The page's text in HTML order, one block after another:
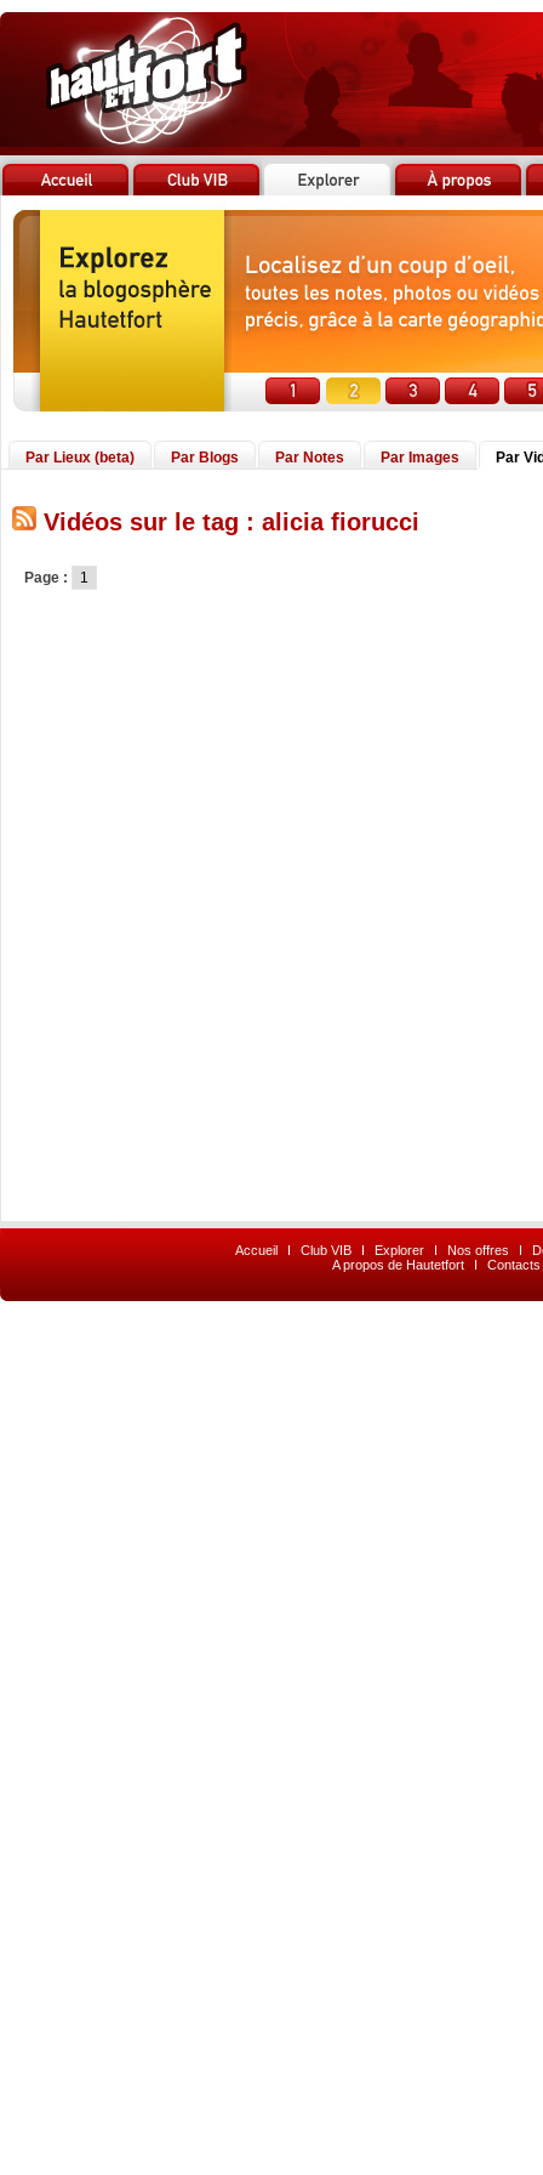
Par Lieux (beta) Par Blogs Par Notes Par Images Par
Vidéos sur le tag : alicia fiorucci
Page : 1
Accueil I Club VIB I Explorer I Nos offres I
A propos de Hautetfort
I Contacts